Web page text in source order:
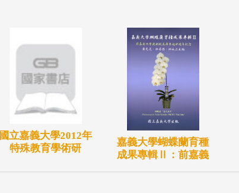
國立嘉義大學2012年
特殊教育學術研
嘉義大學蝴蝶蘭育種
成果專輯Ⅱ：前嘉義